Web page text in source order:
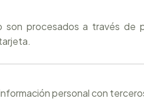
procesados a través de
personal con